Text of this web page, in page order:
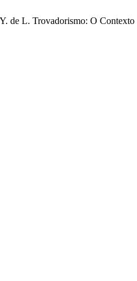
de L. Trovadorismo: O